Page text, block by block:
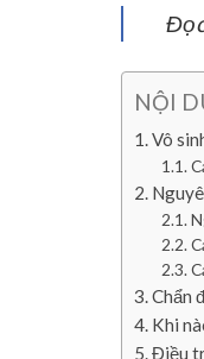
NỘI
Vô
Chẩn
Khi
Điều